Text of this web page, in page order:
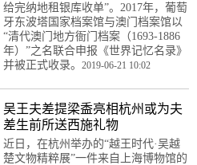
给完纳地租银库收单”。2017年，葡萄
牙东波塔国家档案馆与澳门档案馆以
“清代澳门地方衙门档案（1693-1886
年）”之名联合申报《世界记忆名录》
并被正式收录。 2019-06-21 10:02
吴王夫差提梁盉亮相杭州或为夫
差生前所送西施礼物
近日，在杭州举办的“越王时代·吴越
楚文物精粹展”一件来自上海博物馆的